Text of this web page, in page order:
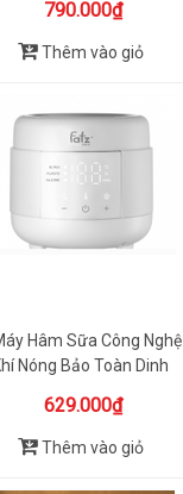
790.000₫
Thêm vào giỏ
Hâm Sữa Công Nghệ
Nóng Bảo Toàn Dinh
629.000₫
Thêm vào giỏ